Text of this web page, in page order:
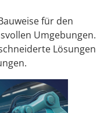
für den
Umgebungen.
Lösungen